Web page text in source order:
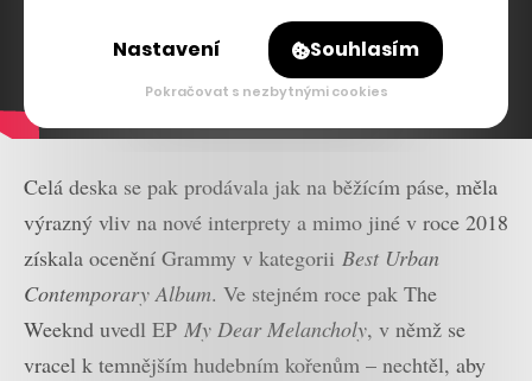
Celá deska se pak prodávala jak na běžícím páse, měla
výrazný vliv na nové interprety a mimo jiné v roce 2018
získala ocenění Grammy v kategorii Best Urban
Contemporary Album. Ve stejném roce pak The
Weeknd uvedl EP My Dear Melancholy, v němž se
vracel k temnějším hudebním kořenům – nechtěl, aby
Nastavení Souhlasím
Pokračovat s nezbytnými cookies